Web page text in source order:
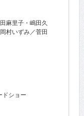
麻里子・嶋田久
村いずみ／菅田
ドショー